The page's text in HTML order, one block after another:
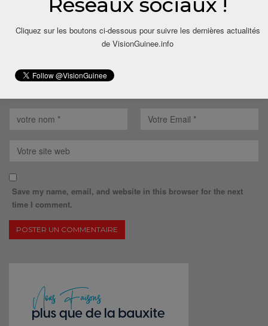
Save my name, email, and website in this browser for the next
time I comment.
Cliquez sur les boutons ci-dessous pour suivre les dernières actualités
de VisionGuinee.info